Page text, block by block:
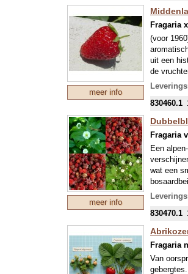
nieuwe
mei
eventuele
meer info
Fragaria
(voor
uit een
de
Onze
nieuwe
mei
eventuele
830460.1
meer info
Fragaria
Een
wat een
Onze
nieuwe
mei
eventuele
830470.1
Fragaria
Van